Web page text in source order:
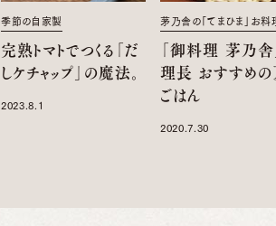
季節の自家製
完熟トマトでつくる「だ
しケチャップ」の魔法。
2023.8.1
茅乃舎の「てまひま」お料
「御料理 茅乃舎
理長 おすすめの
ごはん
2020.7.30